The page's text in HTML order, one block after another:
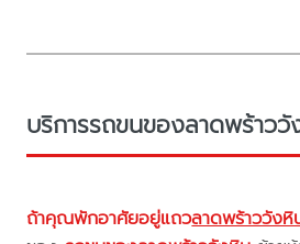
บริการรถขนของลาดพร้าววั
ถ้าคุณพักอาศัยอยู่แถวลาดพร้าววังหิ